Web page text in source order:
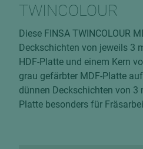
TWINCOLOUR
Diese FINSA TWINCOLOUR
Deckschichten von jeweils 3
HDF-Platte und einem Kern
grau gefärbter MDF-Platte
dünnen Deckschichten von 3
Platte besonders für